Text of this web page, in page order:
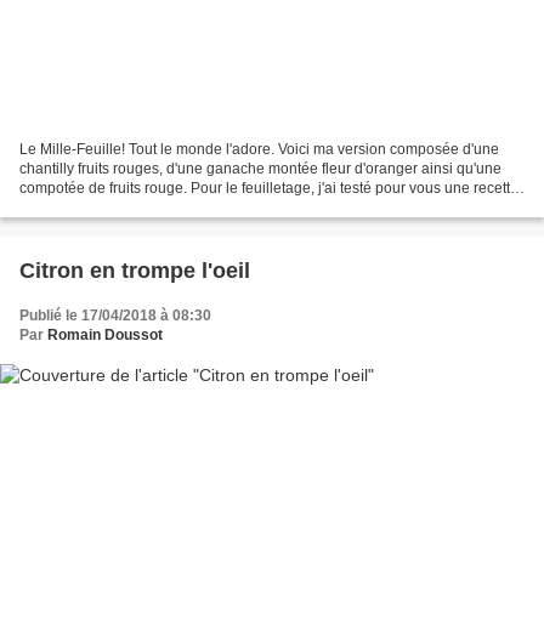
Le Mille-Feuille! Tout le monde l'adore. Voici ma version composée d'une
chantilly fruits rouges, d'une ganache montée fleur d'oranger ainsi qu'une
compotée de fruits rouge. Pour le feuilletage, j'ai testé pour vous une recette
Citron en trompe l'oeil
Publié le 17/04/2018 à 08:30
Par Romain Doussot